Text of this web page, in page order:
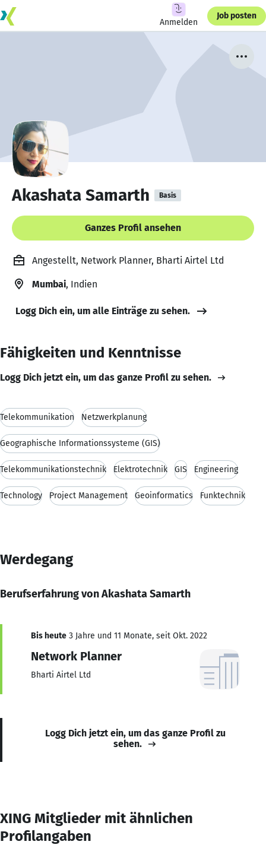
Anmelden
Job posten
Akashata Samarth Basis
Ganzes Profil ansehen
Angestellt, Network Planner, Bharti Airtel Ltd
Mumbai, Indien
Logg Dich ein, um alle Einträge zu sehen.
Fähigkeiten und Kenntnisse
Logg Dich jetzt ein, um das ganze Profil zu sehen.
Telekommunikation Netzwerkplanung
Geographische Informationssysteme (GIS)
Telekommunikationstechnik Elektrotechnik GIS Engineering
Technology Project Management Geoinformatics Funktechnik
Werdegang
Berufserfahrung von Akashata Samarth
Bis heute 3 Jahre und 11 Monate, seit Okt. 2022
Network Planner
Bharti Airtel Ltd
Logg Dich jetzt ein, um das ganze Profil zu
sehen.
XING Mitglieder mit ähnlichen
Profilangaben